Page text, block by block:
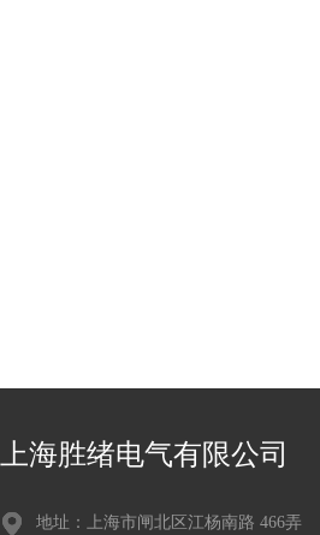
上海胜绪电气有限公司
地址：上海市闸北区江杨南路 466弄